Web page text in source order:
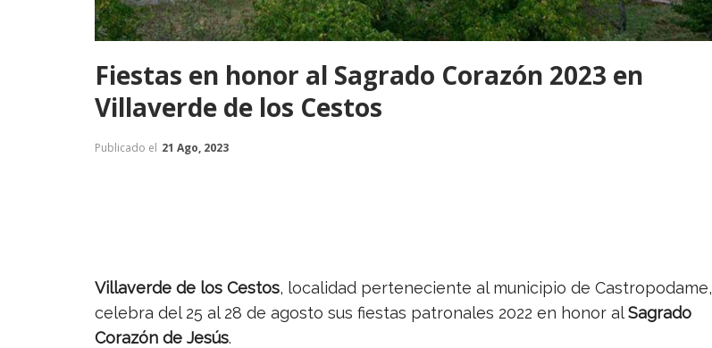
Fiestas en honor al Sagrado Corazón 2023 en
Villaverde de los Cestos
Publicado el 21 Ago, 2023
Villaverde de los Cestos, localidad perteneciente al municipio de Castropodame,
celebra del 25 al 28 de agosto sus fiestas patronales 2022 en honor alSagrado
Corazón de Jesús.